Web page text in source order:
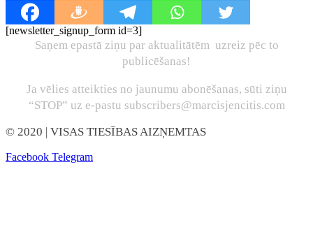
[newsletter_signup_form id=3]
Saņem epastā ziņu par aktualitātēm uzreiz pēc to
publicēšanas!
Ja vēlies atteikties no jaunumu abonēšanas, sūti ziņu
“STOP” uz e-pastu subscribers@marcisjencitis.com
© 2020 | VISAS TIESĪBAS AIZŅEMTAS
Facebook Telegram